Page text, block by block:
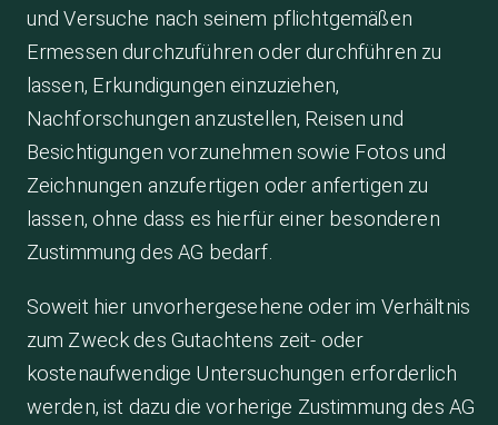
und Versuche nach seinem pflichtgemäßen
Ermessen durchzuführen oder durchführen zu
lassen, Erkundigungen einzuziehen,
Nachforschungen anzustellen, Reisen und
Besichtigungen vorzunehmen sowie Fotos und
Zeichnungen anzufertigen oder anfertigen zu
lassen, ohne dass es hierfür einer besonderen
Zustimmung des AG bedarf.
Soweit hier unvorhergesehene oder im Verhältnis
zum Zweck des Gutachtens zeit- oder
kostenaufwendige Untersuchungen erforderlich
werden, ist dazu die vorherige Zustimmung des AG